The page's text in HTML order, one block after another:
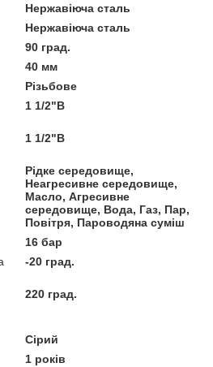
Нержавіюча сталь
Нержавіюча сталь
90 град.
40 мм
Різьбове
1 1/2"В
1 1/2"В
Рідке середовище,
Неагресивне середовище,
Масло, Агресивне
середовище, Вода, Газ, Пар,
Повітря, Пароводяна суміш
16 бар
-20 град.
220 град.
Сірий
1 років